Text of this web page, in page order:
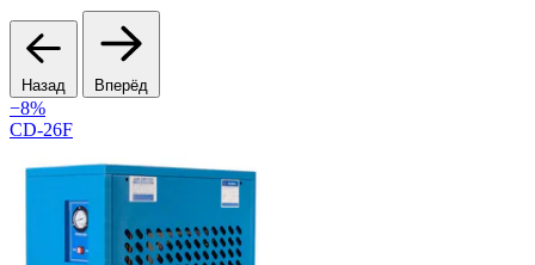
Назад Вперёд
−8%
CD-26F